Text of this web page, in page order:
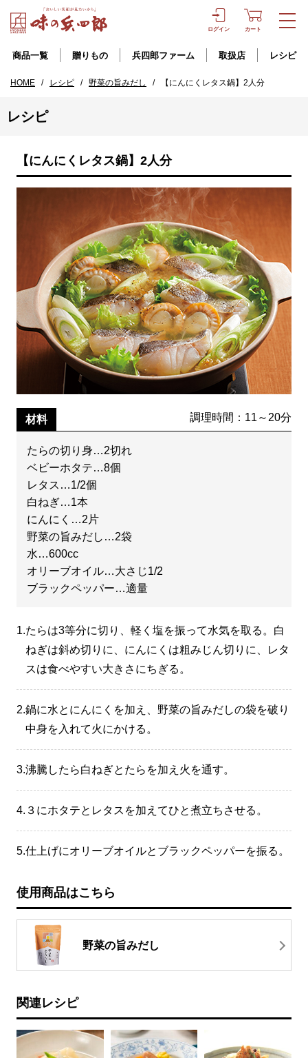
ログイン カート
商品一覧 贈りもの 兵四郎ファーム 取扱店 レシピ
HOME / レシピ / 野菜の旨みだし / 【にんにくレタス鍋】2人分
レシピ
【にんにくレタス鍋】2人分
材料 調理時間：11～20分
たらの切り身…2切れ
ベビーホタテ…8個
レタス…1/2個
白ねぎ…1本
にんにく…2片
野菜の旨みだし…2袋
水…600cc
オリーブオイル…大さじ1/2
ブラックペッパー…適量
1.たらは3等分に切り、軽く塩を振って水気を取る。白
ねぎは斜め切りに、にんにくは粗みじん切りに、レタ
スは食べやすい大きさにちぎる。
2.鍋に水とにんにくを加え、野菜の旨みだしの袋を破り
中身を入れて火にかける。
3.沸騰したら白ねぎとたらを加え火を通す。
4. ３にホタテとレタスを加えてひと煮立ちさせる。
5.仕上げにオリーブオイルとブラックペッパーを振る。
使用商品はこちら
野菜の旨みだし
関連レシピ